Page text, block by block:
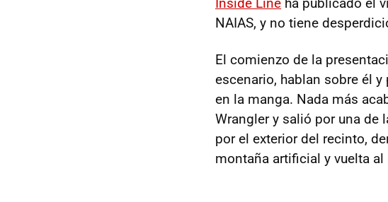
NAIAS, y no tiene
El comienzo de la
escenario, hablan sobre él
en la manga. Nada más
Wrangler y salió por una de
por el exterior del recinto,
montaña artificial y vuelta al